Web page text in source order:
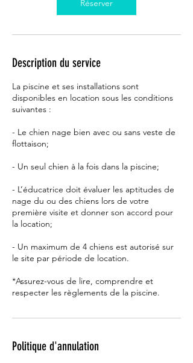
Réserver
Description du service
La piscine et ses installations sont
disponibles en location sous les conditions
suivantes :
- Le chien nage bien avec ou sans veste de
flottaison;
- Un seul chien à la fois dans la piscine;
- L’éducatrice doit évaluer les aptitudes de
nage du ou des chiens lors de votre
première visite et donner son accord pour
la location;
- Un maximum de 4 chiens est autorisé sur
le site par période de location.
*Assurez-vous de lire, comprendre et
respecter les règlements de la piscine.
Politique d'annulation